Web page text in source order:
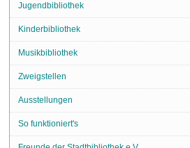
Jugendbibliothek
Kinderbibliothek
Musikbibliothek
Zweigstellen
Ausstellungen
So funktioniert's